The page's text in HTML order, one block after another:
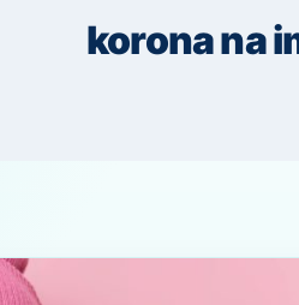
korona na